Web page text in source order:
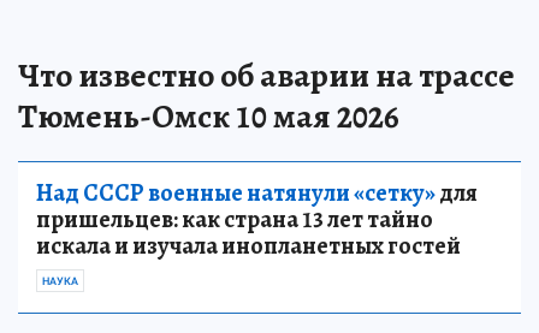
Что известно об аварии на трассе
Тюмень-Омск 10 мая 2026
Над СССР военные натянули «сетку»для
пришельцев: как страна 13 лет тайно
искала и изучала инопланетных гостей
НАУКА